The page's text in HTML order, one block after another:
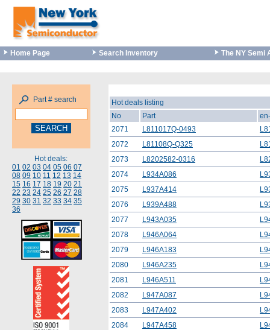
Home Page Search Inventory The NY Semi
Part # search
Hot deals:
01 02 03 04 05 06 07
08 09 10 11 12 13 14
15 16 17 18 19 20 21
22 23 24 25 26 27 28
29 30 31 32 33 34 35
36
Hot deals listing
No
Part
2071
L811017Q-0493
2072
L81108Q-Q325
2073
L8202582-0316
2074
L934A086
2075
L937A414
2076
L939A488
2077
L943A035
2078
L946A064
2079
L946A183
2080
L946A235
2081
L946A511
2082
L947A087
2083
L947A402
2084
L947A458